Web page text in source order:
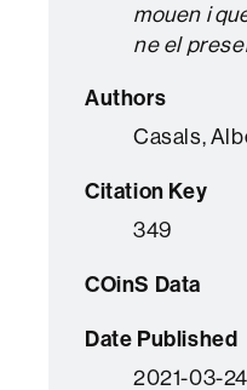
mouen i
ne el
Authors
Casals,
Citation Key
349
COinS Data
Date Published
2021-03-